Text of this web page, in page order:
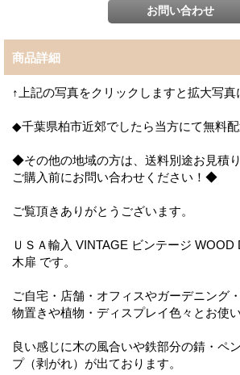
商品詳細
↑上記の写真をクリックしますと拡大写真
◆千葉県柏市近郊でしたら当方にて無料
◆その他の地域の方は、送料別途お見積り
ご購入前にお問い合わせください！◆
ご覧頂きありがとうございます。
ＵＳＡ輸入 VINTAGE ビンテージ WOOD
木扉 です。
ご自宅・店舗・オフィスやガーデニング
物置きや植物・ディスプレイ色々とお使
良い感じに木の風合いや鉄部分の錆・ペ
プ（剥がれ）が出ております。